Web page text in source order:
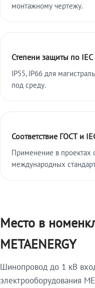
монтажному чертежу.
Степени защиты по
IP55, IP66 для
под среду.
Соответствие ГОСТ и
Применение в проектах
международных
Место в
METAENERGY
Шинопровод до 1 кВ
электрооборудования